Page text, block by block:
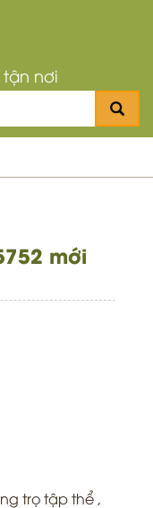
nơi
mới
trọ tập thể ,